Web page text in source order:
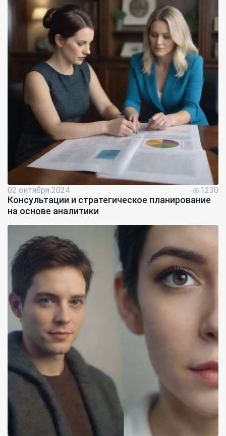
02 октября 2024 1230
Консультации и стратегическое планирование
на основе аналитики